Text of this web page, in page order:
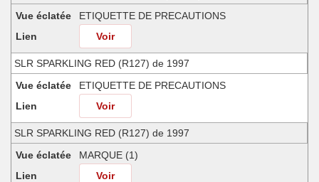
Vue éclatée
ETIQUETTE DE PRECAUTIONS
Lien
Voir
SLR SPARKLING RED (R127) de 1997
Vue éclatée
ETIQUETTE DE PRECAUTIONS
Lien
Voir
SLR SPARKLING RED (R127) de 1997
Vue éclatée
MARQUE (1)
Lien
Voir